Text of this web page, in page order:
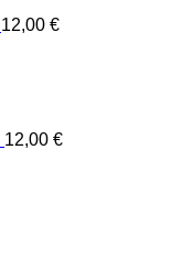
12,00 €
12,00 €